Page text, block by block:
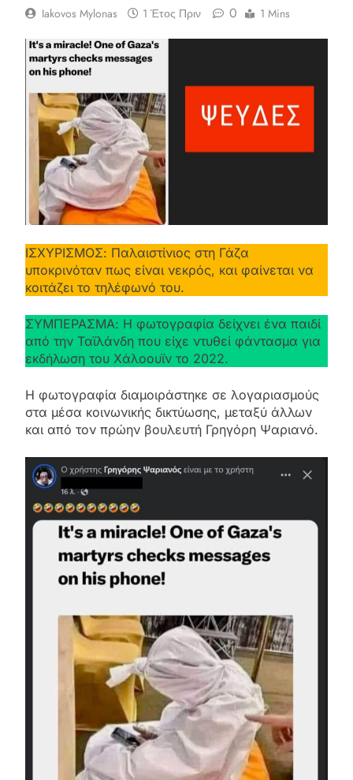
Iakovos Mylonas 1 Έτος Πριν 0 1 Mins
ΙΣΧΥΡΙΣΜΟΣ: Παλαιστίνιος στη Γάζα
υποκρινόταν πως είναι νεκρός, και φαίνεται να
κοιτάζει το τηλέφωνό του.
ΣΥΜΠΕΡΑΣΜΑ: Η φωτογραφία δείχνει ένα παιδί
από την Ταϊλάνδη που είχε ντυθεί φάντασμα για
εκδήλωση του Χάλοουϊν το 2022.
Η φωτογραφία διαμοιράστηκε σε λογαριασμούς
στα μέσα κοινωνικής δικτύωσης, μεταξύ άλλων
και από τον πρώην βουλευτή Γρηγόρη Ψαριανό.